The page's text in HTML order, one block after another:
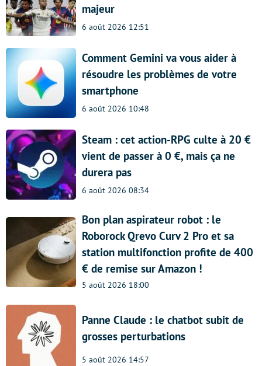
majeur
6 août 2026 12:51
Comment Gemini va vous aider à
résoudre les problèmes de votre
smartphone
6 août 2026 10:48
Steam : cet action-RPG culte à 20 €
vient de passer à 0 €, mais ça ne
durera pas
6 août 2026 08:34
Bon plan aspirateur robot : le
Roborock Qrevo Curv 2 Pro et sa
station multifonction profite de 400
€ de remise sur Amazon !
5 août 2026 18:00
Panne Claude : le chatbot subit de
grosses perturbations
5 août 2026 14:57